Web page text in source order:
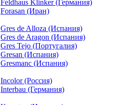
Feldhaus Klinker (Германия)
Forasan (Иран)
Gres de Alloza (Испания)
Gres de Aragon (Испания)
Gres Tejo (Португалия)
Gresan (Испания)
Gresmanc (Испания)
Incolor (Россия)
Interbau (Германия)